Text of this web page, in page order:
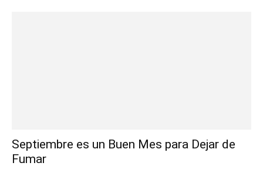
Septiembre es un Buen Mes para Dejar de
Fumar